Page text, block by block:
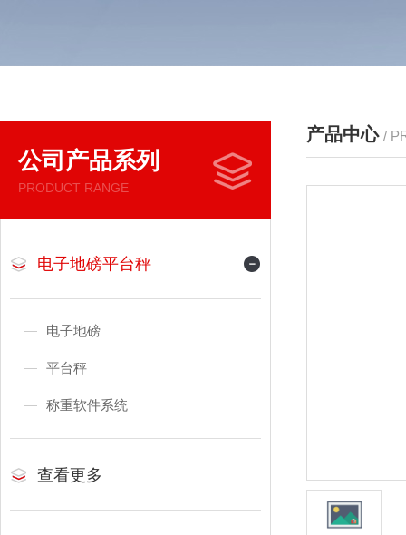
公司产品系列
PRODUCT RANGE
电子地磅平台秤
电子地磅
平台秤
称重软件系统
查看更多
产品中心 /